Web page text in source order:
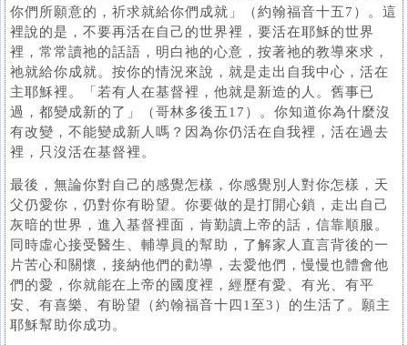
你們所願意的，祈求就給你們成就」（約翰福音十五7）。這
裡說的是，不要再活在自己的世界裡，要活在耶穌的世界
裡，常常讀祂的話語，明白祂的心意，按著祂的教導來求，
祂就給你成就。按你的情況來說，就是走出自我中心，活在
主耶穌裡。「若有人在基督裡，他就是新造的人。舊事已
過，都變成新的了」（哥林多後五17）。你知道你為什麼沒
有改變，不能變成新人嗎？因為你仍活在自我裡，活在過去
裡，只沒活在基督裡。
最後，無論你對自己的感覺怎樣，你感覺別人對你怎樣，天
父仍愛你，仍對你有盼望。你要做的是打開心鎖，走出自己
灰暗的世界，進入基督裡面，肯勤讀上帝的話，信靠順服。
同時虛心接受醫生、輔導員的幫助，了解家人直言背後的一
片苦心和關懷，接納他們的勸導，去愛他們，慢慢也體會他
們的愛，你就能在上帝的國度裡，經歷有愛、有光、有平
安、有喜樂、有盼望（約翰福音十四1至3）的生活了。願主
耶穌幫助你成功。